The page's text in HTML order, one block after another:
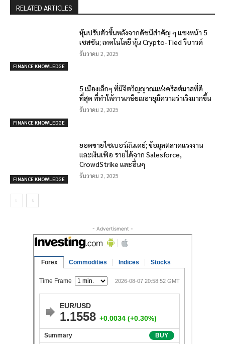
RELATED ARTICLES
FINANCE KNOWLEDGE
หุ้นปรับตัวขึ้นหลังจากดัชนีสำคัญ ๆ แซงหน้า 5
เซสชัน; เทคโนโลยี หุ้น Crypto-Tied รีบาวด์
ธันวาคม 2, 2025
FINANCE KNOWLEDGE
5 เมืองเล็กๆ ที่มีจิตวิญญาณแห่งคริสต์มาสที่ดี
ที่สุด ที่ทำให้การเกษียณอายุมีความร่าเริงมากขึ้น
ธันวาคม 2, 2025
FINANCE KNOWLEDGE
ยอดขายไซเบอร์มันเดย์; ข้อมูลตลาดแรงงาน
และเงินเฟ้อ รายได้จาก Salesforce,
CrowdStrike และอื่นๆ
ธันวาคม 2, 2025
- Advertisment -